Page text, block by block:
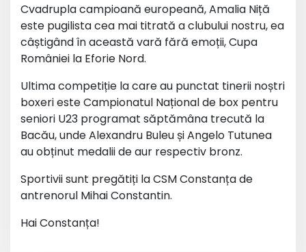
Cvadrupla campioană europeană, Amalia Niță
este pugilista cea mai titrată a clubului nostru, ea
câștigând în această vară fără emoții, Cupa
României la Eforie Nord.
Ultima competiție la care au punctat tinerii noștri
boxeri este Campionatul Național de box pentru
seniori U23 programat săptămâna trecută la
Bacău, unde Alexandru Buleu și Angelo Tutunea
au obținut medalii de aur respectiv bronz.
Sportivii sunt pregătiți la CSM Constanța de
antrenorul Mihai Constantin.
Hai Constanța!